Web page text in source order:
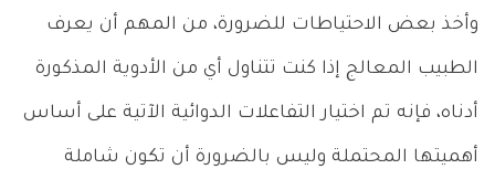
وأخذ بعض الاحتياطات للضرورة، من المهم أن يعرف
الطبيب المعالج إذا كنت تتناول أي من الأدوية المذكورة
أدناه، فإنه تم اختيار التفاعلات الدوائية الآتية على أساس
أهميتها المحتملة وليس بالضرورة أن تكون شاملة